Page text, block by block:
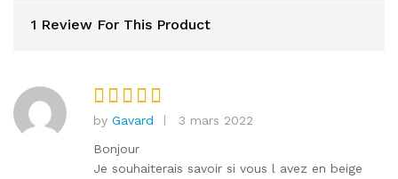
1 Review For This Product
Note5sur
5
by Gavard
3 mars 2022
Bonjour
Je souhaiterais savoir si vous l avez en beige